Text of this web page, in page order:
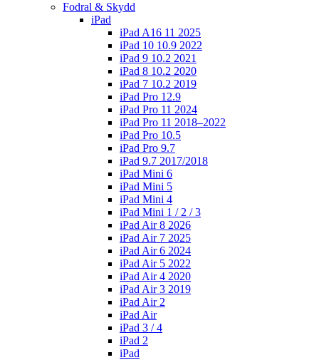
Fodral & Skydd
iPad
iPad A16 11 2025
iPad 10 10.9 2022
iPad 9 10.2 2021
iPad 8 10.2 2020
iPad 7 10.2 2019
iPad Pro 12.9
iPad Pro 11 2024
iPad Pro 11 2018–2022
iPad Pro 10.5
iPad Pro 9.7
iPad 9.7 2017/2018
iPad Mini 6
iPad Mini 5
iPad Mini 4
iPad Mini 1 / 2 / 3
iPad Air 8 2026
iPad Air 7 2025
iPad Air 6 2024
iPad Air 5 2022
iPad Air 4 2020
iPad Air 3 2019
iPad Air 2
iPad Air
iPad 3 / 4
iPad 2
iPad